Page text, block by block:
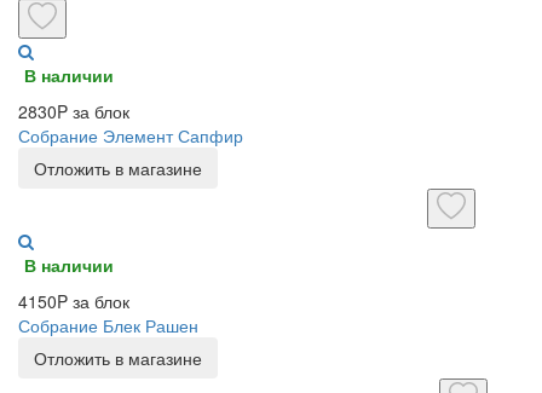
В наличии
2830P за блок
Собрание Элемент Сапфир
Отложить в магазине
В наличии
4150P за блок
Собрание Блек Рашен
Отложить в магазине